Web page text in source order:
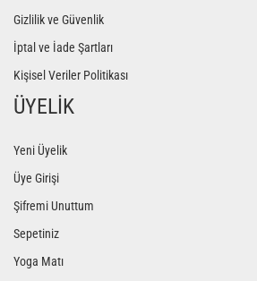
Gizlilik ve Güvenlik
İptal ve İade Şartları
Kişisel Veriler Politikası
ÜYELİK
Yeni Üyelik
Üye Girişi
Şifremi Unuttum
Sepetiniz
Yoga Matı